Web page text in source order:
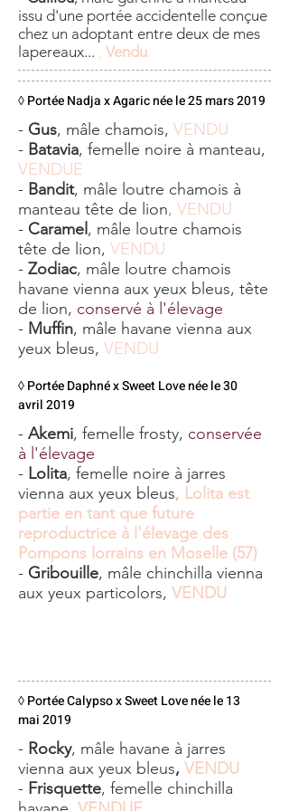
issu d'une portée accidentelle conçue
chez un adoptant entre deux de mes
lapereaux... , Vendu.
◊ Portée Nadja x Agaric née le 25 mars 2019
- Gus, mâle chamois, VENDU
- Batavia, femelle noire à manteau,
VENDUE
- Bandit, mâle loutre chamois à
manteau tête de lion, VENDU
- Caramel , mâle loutre chamois
tête de lion, VENDU
- Zodiac, mâle loutre chamois
havane vienna aux yeux bleus, tête
de lion, conservé à l'élevage
- Muffin, mâle havane vienna aux
yeux bleus, VENDU
◊ Portée Daphné x Sweet Love née le 30
avril 2019
- Akemi, femelle frosty, conservée
à l'élevage
- Lolita, femelle noire à jarres
vienna aux yeux bleus, Lolita est
partie en tant que future
reproductrice à l'élevage des
Pompons lorrains en Moselle (57)
- Gribouille, mâle chinchilla vienna
aux yeux particolors, VENDU
◊ Portée Calypso x Sweet Love née le 13
mai 2019
- Rocky, mâle havane à jarres
vienna aux yeux bleus, VENDU
- Frisquette, femelle chinchilla